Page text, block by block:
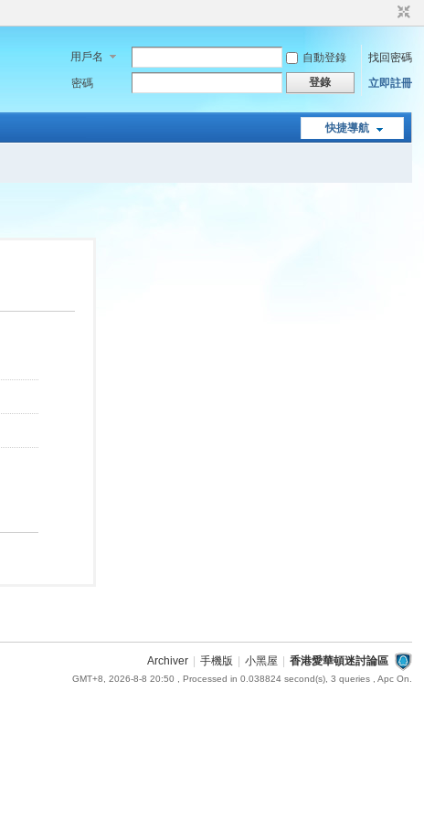
用戶名 自動登錄
找回密碼
密碼
登錄 立即註冊
快捷導航
Archiver 手機版 小黑屋 香港愛華頓迷討論區
GMT+8, 2026-8-8 20:50 , Processed in 0.038824 second(s), 3 queries , Apc On.